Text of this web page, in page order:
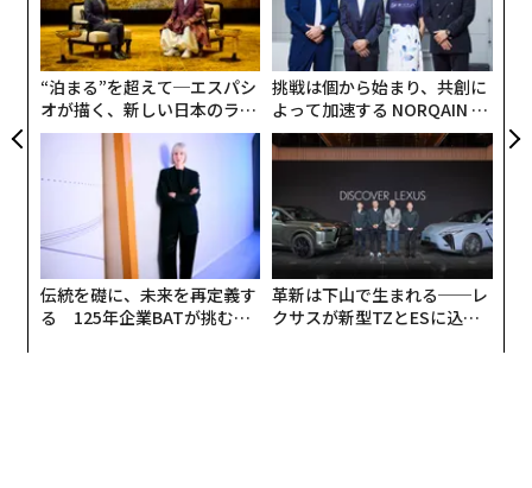
“泊まる”を超えて─エスパシ
オが描く、新しい日本のラグ
ジュアリー（中編）
挑戦は個から始まり、共創に
よって加速する NORQAIN JA
PAN 特別座談会
伝統を礎に、未来を再定義す
る 125年企業BATが挑むス
革新は下山で生まれる──レ
クサスが新型TZとESに込め